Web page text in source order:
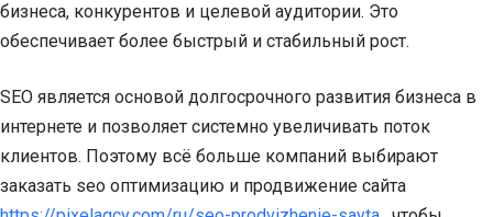
бизнеса, конкурентов и целевой аудитории. Это
обеспечивает более быстрый и стабильный рост.
SEO является основой долгосрочного развития бизнеса в
интернете и позволяет системно увеличивать поток
клиентов. Поэтому всё больше компаний выбирают
заказать seo оптимизацию и продвижение сайта